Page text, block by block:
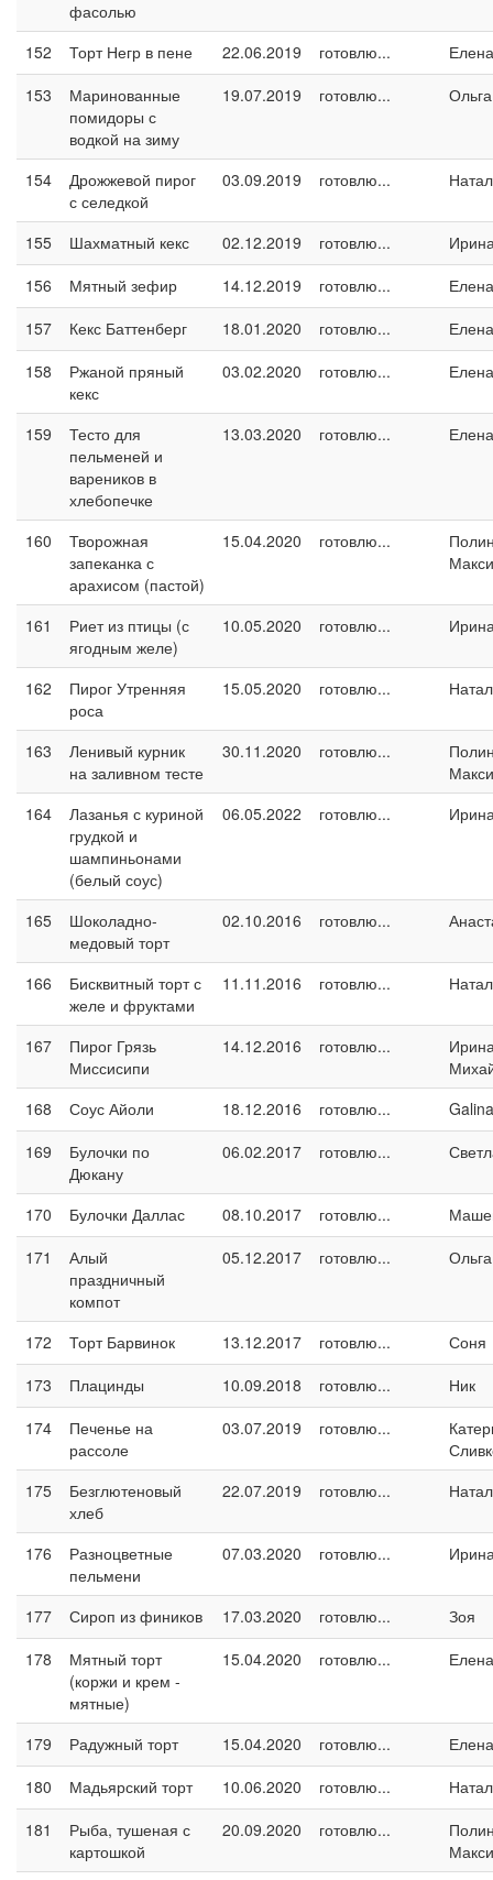
фасолью
152
Торт Негр в пене 22.06.2019 готовлю...
153
Маринованные
помидоры с
водкой на зиму
19.07.2019 готовлю... Ольга
154
Дрожжевой пирог
с селедкой
03.09.2019 готовлю...
155 Шахматный кекс 02.12.2019 готовлю...
156
Мятный зефир 14.12.2019 готовлю...
157
Кекс Баттенберг 18.01.2020 готовлю...
158
Ржаной пряный
кекс
03.02.2020 готовлю...
159
Тесто для
пельменей и
вареников в
хлебопечке
13.03.2020 готовлю...
160
Творожная
запеканка с
арахисом (пастой)
15.04.2020 готовлю...
161
Риет из птицы (с
ягодным желе)
10.05.2020 готовлю...
162
Пирог Утренняя
роса
15.05.2020 готовлю...
163
Ленивый курник
на заливном тесте
30.11.2020 готовлю...
164
Лазанья с куриной
грудкой и
шампиньонами
(белый соус)
06.05.2022 готовлю...
165
Шоколадно-
медовый торт
02.10.2016 готовлю...
166
Бисквитный торт с
желе и фруктами
11.11.2016 готовлю...
167
Пирог Грязь
Миссисипи
14.12.2016 готовлю...
168
Соус Айоли 18.12.2016 готовлю...
169
Булочки по
Дюкану
06.02.2017 готовлю...
170 Булочки Даллас 08.10.2017 готовлю...
171
Алый
праздничный
компот
05.12.2017 готовлю...
172 Торт Барвинок 13.12.2017 готовлю...
Соня
173
Плацинды 10.09.2018 готовлю...
Ник
174
Печенье на
рассоле
03.07.2019 готовлю...
175
Безглютеновый
хлеб
22.07.2019 готовлю...
176
Разноцветные
пельмени
07.03.2020 готовлю...
177 Сироп из фиников 17.03.2020 готовлю...
Зоя
178
Мятный торт
(коржи и крем -
мятные)
15.04.2020 готовлю...
179 Радужный торт 15.04.2020 готовлю...
180
Мадьярский торт 10.06.2020 готовлю...
181
Рыба, тушеная с
картошкой
20.09.2020 готовлю...